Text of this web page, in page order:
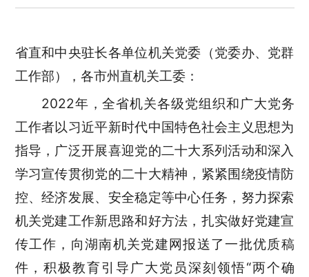
省直和中央驻长各单位机关党委（党委办、党群
工作部），各市州直机关工委：
2022年，全省机关各级党组织和广大党务
工作者以习近平新时代中国特色社会主义思想为
指导，广泛开展喜迎党的二十大系列活动和深入
学习宣传贯彻党的二十大精神，紧紧围绕疫情防
控、经济发展、安全稳定等中心任务，努力探索
机关党建工作新思路和好方法，扎实做好党建宣
传工作，向湖南机关党建网报送了一批优质稿
件，积极教育引导广大党员深刻领悟“两个确